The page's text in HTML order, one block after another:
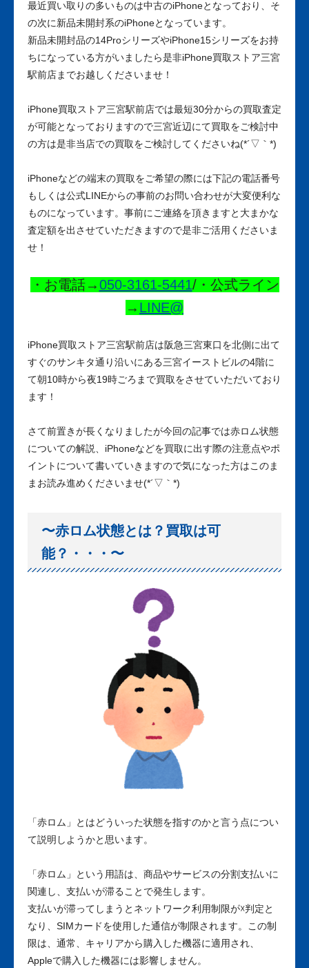
最近買い取りの多いものは中古のiPhoneとなっており、そ
の次に新品未開封系のiPhoneとなっています。
新品未開封品の14ProシリーズやiPhone15シリーズをお持
ちになっている方がいましたら是非iPhone買取ストア三宮
駅前店までお越しくださいませ！
iPhone買取ストア三宮駅前店では最短30分からの買取査定
が可能となっておりますので三宮近辺にて買取をご検討中
の方は是非当店での買取をご検討してくださいね(*´▽｀ *)
iPhoneなどの端末の買取をご希望の際には下記の電話番号
もしくは公式LINEからの事前のお問い合わせが大変便利な
ものになっています。事前にご連絡を頂きますと大まかな
査定額を出させていただきますので是非ご活用くださいま
せ！
・お電話→050-3161-5441/・公式ライン
→ LINE@
iPhone買取ストア三宮駅前店は阪急三宮東口を北側に出て
すぐのサンキタ通り沿いにある三宮イーストビルの4階に
て朝10時から夜19時ごろまで買取をさせていただいており
ます！
さて前置きが長くなりましたが今回の記事では赤ロム状態
についての解説、iPhoneなどを買取に出す際の注意点やポ
イントについて書いていきますので気になった方はこのま
まお読み進めくださいませ(*´▽｀*)
〜赤ロム状態とは？買取は可
能？・・・〜
「赤ロム」とはどういった状態を指すのかと言う点につい
て説明しようかと思います。
「赤ロム」という用語は、商品やサービスの分割支払いに
関連し、支払いが滞ることで発生します。
支払いが滞ってしまうとネットワーク利用制限が​☓判定と
なり、SIMカードを使用した通信が制限されます。この制
限は、通常、キャリアから購入した機器に適用され、
Appleで購入した機器には影響しません。